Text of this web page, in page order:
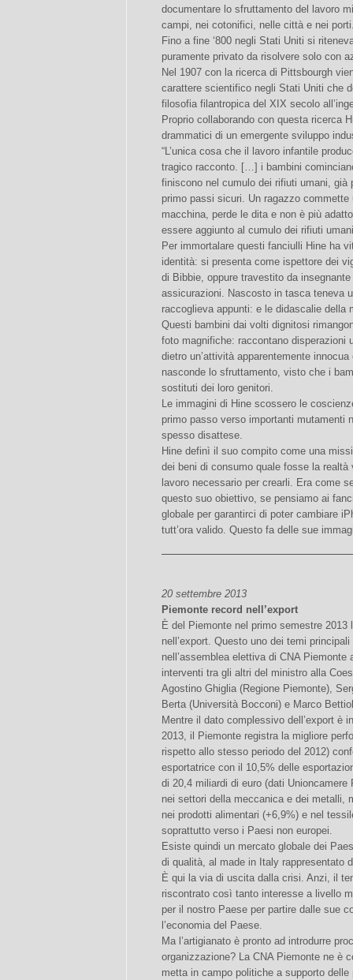
documentare lo sfruttamento del lavoro
campi, nei cotonifici, nelle città e nei
Fino a fine ‘800 negli Stati Uniti si
puramente privato da risolvere solo con
Nel 1907 con la ricerca di Pittsbourgh
carattere scientifico negli Stati Uniti che
filosofia filantropica del XIX secolo
Proprio collaborando con questa ricerca
drammatici di un emergente sviluppo
“L’unica cosa che il lavoro infantile
tragico racconto. […] i bambini
finiscono nel cumulo dei rifiuti umani,
primo passi sicuri. Un ragazzo
macchina, perde le dita e non è più
essere aggiunto al cumulo dei rifiuti
Per immortalare questi fanciulli Hine ha
identità: si presenta come ispettore dei
di Bibbie, oppure travestito da
assicurazioni. Nascosto in tasca teneva
raccoglieva appunti: e le didascalie della
Questi bambini dai volti dignitosi
foto magnifiche: raccontano
dietro un’attività apparentemente
nasconde lo sfruttamento, visto che i
sostituti dei loro genitori.
Le immagini di Hine scossero le
primo passo verso importanti mutamenti
spesso disattese.
Hine definì il suo compito come una
dei beni di consumo quale fosse la
lavoro necessario per crearli. Era come
questo suo obiettivo, se pensiamo ai
globale per garantirci di poter cambiare
tutt’ora valido. Questo fa delle sue
20 settembre 2013
Piemonte record nell’export
È del Piemonte nel primo semestre 2013
nell’export. Questo uno dei temi
nell’assemblea elettiva di CNA
interventi tra gli altri del ministro alla
Agostino Ghiglia (Regione Piemonte),
Berta (Università Bocconi) e Marco
Mentre il dato complessivo dell’export è
2013, il Piemonte registra la migliore
rispetto allo stesso periodo del 2012)
esportatrice con il 10,5% delle
di 20,4 miliardi di euro (dati Unioncamere
nei settori della meccanica e dei metalli,
nei prodotti alimentari (+6,9%) e nel
soprattutto verso i Paesi non europei.
Esiste quindi un mercato globale dei
di qualità, al made in Italy rappresentato
È qui la via di uscita dalla crisi. Anzi, il
riscontrato così tanto interesse a livello
per il nostro Paese per partire dalle sue
l’economia del Paese.
Ma l’artigianato è pronto ad introdurre
organizzazione? La CNA Piemonte ne è
metta in campo politiche a supporto